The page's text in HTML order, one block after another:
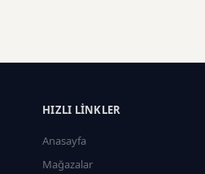
HIZLI LINKLER
Anasayfa
Mağazalar